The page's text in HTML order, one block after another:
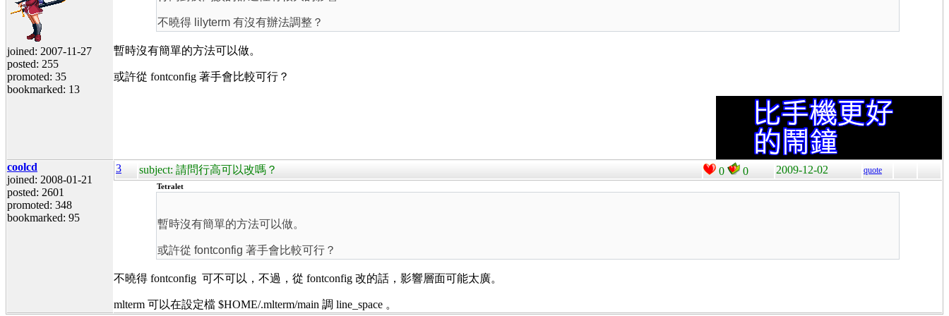
joined: 2007-11-27
posted: 255
promoted: 35
bookmarked: 13
不曉得 lilyterm 有沒有辦法調整？
暫時沒有簡單的方法可以做。
或許從 fontconfig 著手會比較可行？
coolcd
joined: 2008-01-21
posted: 2601
promoted: 348
bookmarked: 95
3 subject: 請問行高可以改嗎？ 0 0 2009-12-02 quote
Tetralet
暫時沒有簡單的方法可以做。
或許從 fontconfig 著手會比較可行？
不曉得 fontconfig 可不可以，不過，從 fontconfig 改的話，影響層面可能太廣。
mlterm 可以在設定檔 $HOME/.mlterm/main 調 line_space 。